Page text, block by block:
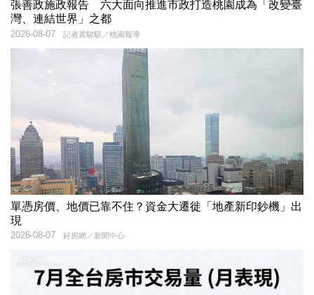
張善政施政報告 六大面向推進市政打造桃園成為「改變臺
灣、連結世界」之都
記者黃駿騏／桃園報導
2026-08-07
單憑房價、地價已靠不住？資金大遷徙「地產新印鈔機」出
現
好房網／新聞中心
2026-08-07